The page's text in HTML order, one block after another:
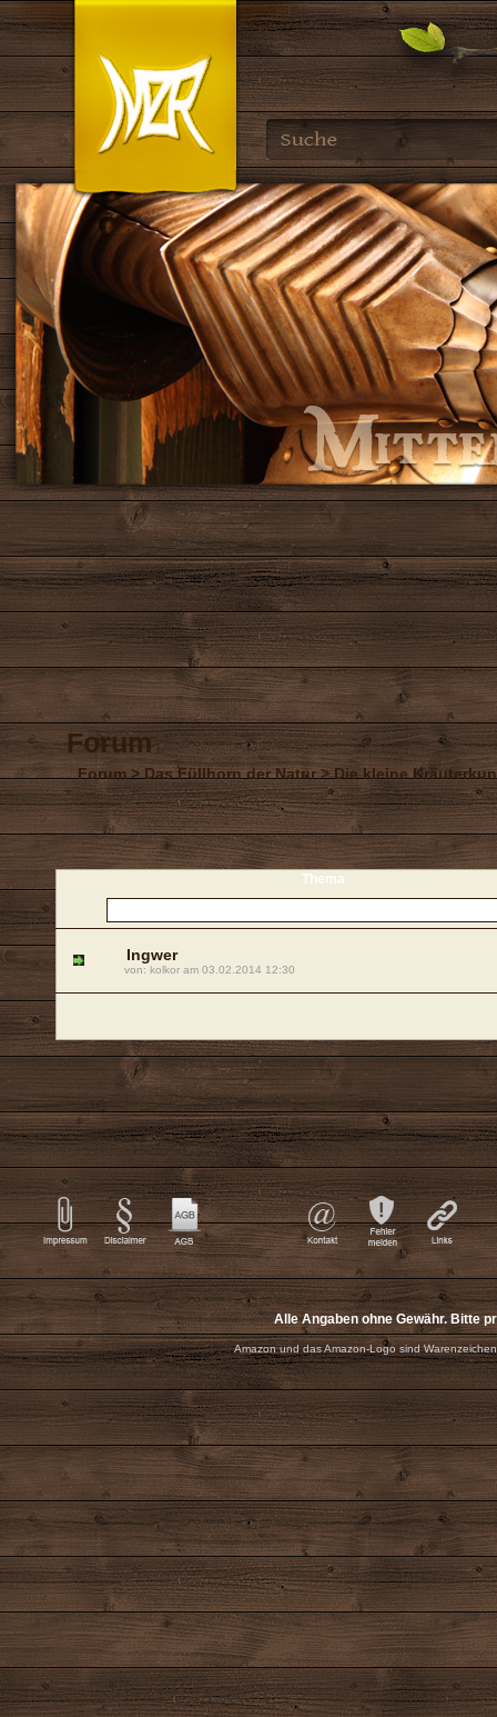
Forum
Forum >Das Füllhorn der Natur>Die kleine
Thema
Ingwer
von: kolkor am 03.02.2014 12:30
Alle Angaben ohne Gewähr. Bitte
Amazon und das Amazon-Logo sind